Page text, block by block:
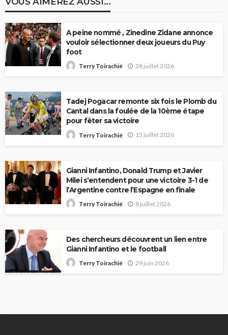
A peine nommé , Zinedine Zidane annonce
vouloir sélectionner deux joueurs du Puy
foot
Terry Toirachié 28 juillet 2026
Tadej Pogacar remonte six fois le Plomb du
Cantal dans la foulée de la 10ème étape
pour fêter sa victoire
Terry Toirachié 15 juillet 2026
Gianni Infantino, Donald Trump et Javier
Milei s’entendent pour une victoire 3-1 de
l’Argentine contre l’Espagne en finale
Terry Toirachié 8 juillet 2026
Des chercheurs découvrent un lien entre
Gianni Infantino et le football
Terry Toirachié 29 juin 2026